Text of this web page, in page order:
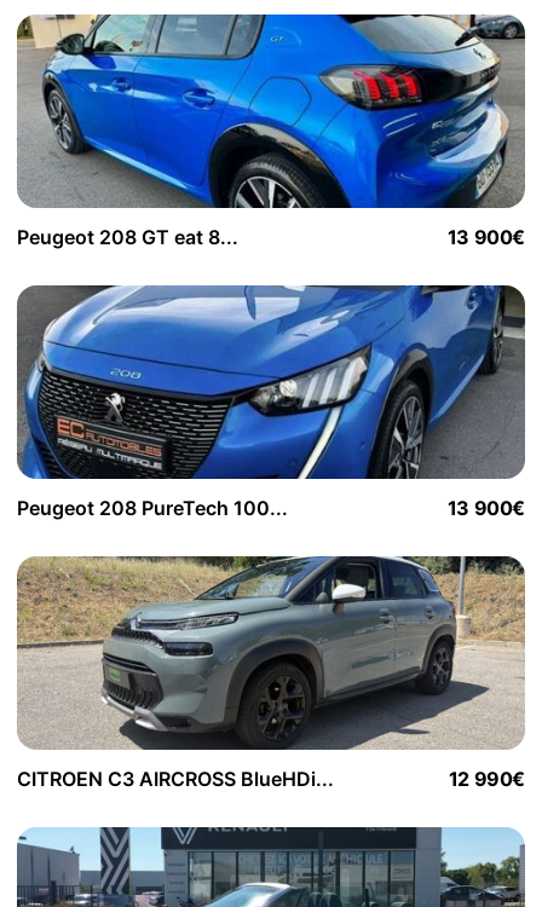
Peugeot 208 GT eat 8... 13 900€
Peugeot 208 PureTech 100... 13 900€
CITROEN C3 AIRCROSS BlueHDi... 12 990€